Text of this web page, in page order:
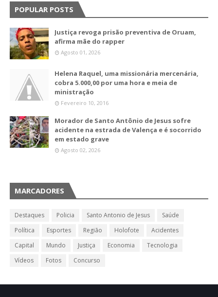
POPULAR POSTS
Justiça revoga prisão preventiva de Oruam,
afirma mãe do rapper
Agosto 01, 2026
Helena Raquel, uma missionária mercenária,
cobra 5.000,00 por uma hora e meia de
ministração
Fevereiro 10, 2016
Morador de Santo Antônio de Jesus sofre
acidente na estrada de Valença e é socorrido
em estado grave
Agosto 02, 2026
MARCADORES
Destaques Policia Santo Antonio de Jesus
Saúde
Política
Esportes Região Holofote
Acidentes
Capital
Mundo Justiça Economia
Tecnologia
Vídeos
Fotos Concurso